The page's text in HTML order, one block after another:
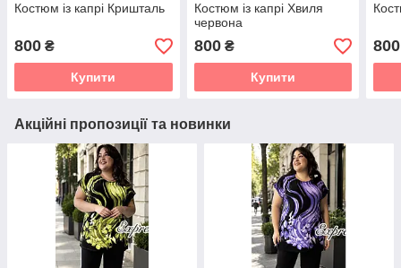
Костюм із капрі Кришталь
800 ₴
Купити
Костюм із капрі Хвиля
червона
800₴
Купити
800
Акційні пропозиції та новинки